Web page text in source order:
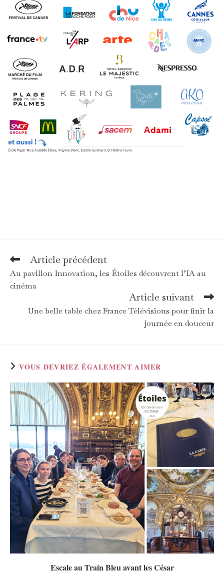
Read
more
articles
Article précédent
Au pavillon Innovation, les Étoiles découvrent l’IA au
cinéma
Article suivant
Une belle table chez France Télévisions pour finir la
journée en douceur
VOUS DEVRIEZ ÉGALEMENT AIMER
Escale au Train Bleu avant les César